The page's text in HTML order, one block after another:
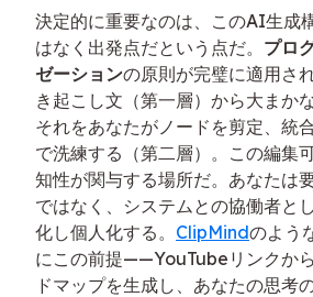
決定的に重要なのは、このAI生成
はなく出発点だという点だ。 プロ
ゼーションの原則が完璧に適用さ
き起こし文（第一層）から大まか
それをあなたがノードを剪定、統
で洗練する（第二層）。この編集
知性が関与する場所だ。あなたは
ではなく、システムとの協働者と
化し個人化する。 ClipMindのよう
にこの前提——YouTubeリンクか
ドマップを生成し、あなたの思考